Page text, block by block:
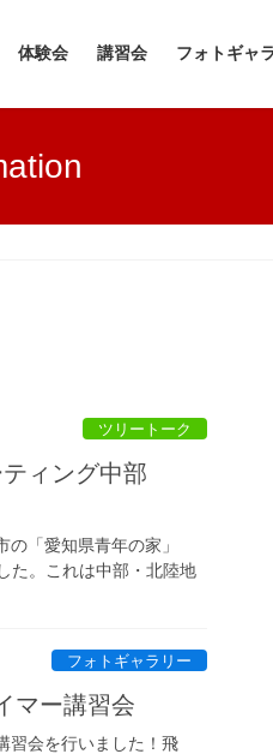
体験会 講習会 フォトギャ
ツリートーク
ィング中部
「愛知県青年の家」
た。これは中部・北陸地
フォトギャラリー
マー講習会
習会を行いました！飛